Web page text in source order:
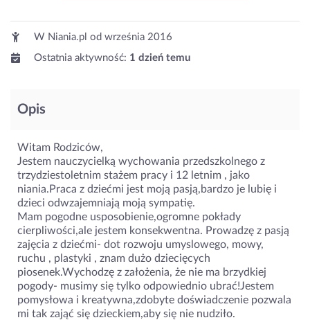
W Niania.pl od września 2016
Ostatnia aktywność: 1 dzień temu
Opis
Witam Rodziców,
Jestem nauczycielką wychowania przedszkolnego z
trzydziestoletnim stażem pracy i 12 letnim , jako
niania.Praca z dziećmi jest moją pasją,bardzo je lubię i
dzieci odwzajemniają moją sympatię.
Mam pogodne usposobienie,ogromne pokłady
cierpliwości,ale jestem konsekwentna. Prowadzę z pasją
zajęcia z dziećmi- dot rozwoju umyslowego, mowy,
ruchu , plastyki , znam dużo dziecięcych
piosenek.Wychodzę z założenia, że nie ma brzydkiej
pogody- musimy się tylko odpowiednio ubrać!Jestem
pomysłowa i kreatywna,zdobyte doświadczenie pozwala
mi tak zająć się dzieckiem,aby się nie nudziło.